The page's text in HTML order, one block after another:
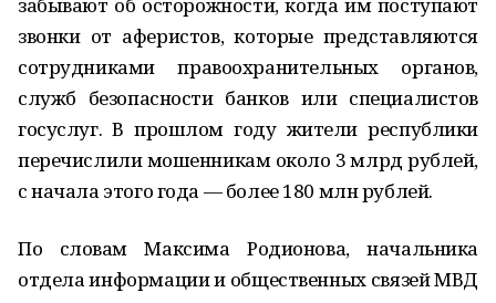
звонки от аферистов, которые представляются
сотрудниками правоохранительных органов,
служб безопасности банков или специалистов
госуслуг. В прошлом году жители республики
перечислили мошенникам около 3 млрд рублей,
с начала этого года — более 180 млн рублей.
По словам Максима Родионова, начальника
отдела информации и общественных связей МВД